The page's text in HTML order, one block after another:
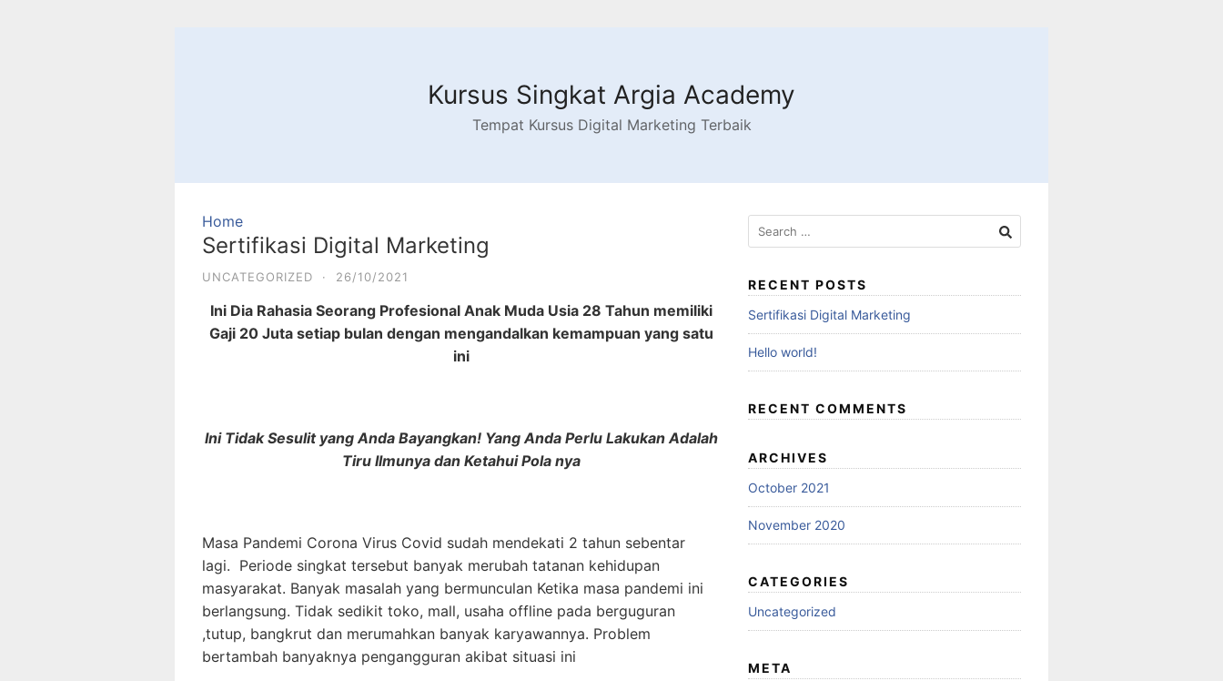
Kursus Singkat Argia Academy
Tempat Kursus Digital Marketing Terbaik
Home
Sertifikasi Digital Marketing
UNCATEGORIZED · 26/10/2021
Ini Dia Rahasia Seorang Profesional Anak Muda Usia 28 Tahun memiliki
Gaji 20 Juta setiap bulan dengan mengandalkan kemampuan yang satu
ini
Ini Tidak Sesulit yang Anda Bayangkan! Yang Anda Perlu Lakukan Adalah
Tiru Ilmunya dan Ketahui Pola nya
Masa Pandemi Corona Virus Covid sudah mendekati 2 tahun sebentar
lagi. Periode singkat tersebut banyak merubah tatanan kehidupan
masyarakat. Banyak masalah yang bermunculan Ketika masa pandemi ini
berlangsung. Tidak sedikit toko, mall, usaha offline pada berguguran
,tutup, bangkrut dan merumahkan banyak karyawannya. Problem
bertambah banyaknya pengangguran akibat situasi ini
RECENT POSTS
Sertifikasi Digital Marketing
Hello world!
RECENT COMMENTS
ARCHIVES
October 2021
November 2020
CATEGORIES
Uncategorized
META